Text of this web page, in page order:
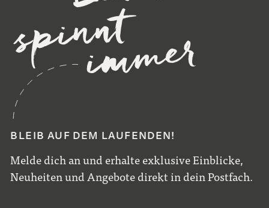
BLEIB AUF DEM LAUFENDEN!
Melde dich an und erhalte exklusive Einblicke,
Neuheiten und Angebote direkt in dein Postfach.